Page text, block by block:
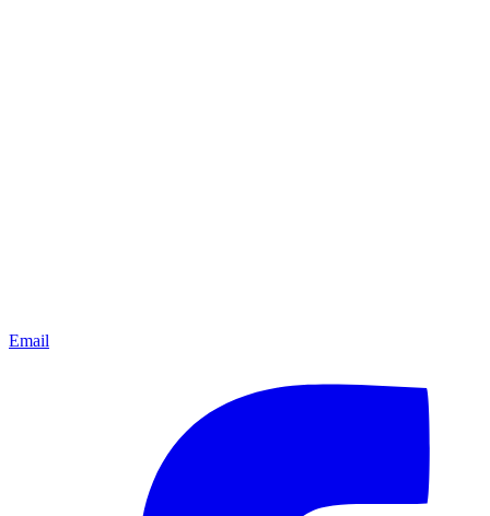
Email